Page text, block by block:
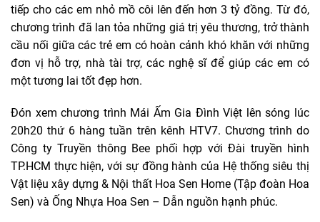
tiếp cho các em nhỏ mồ côi lên đến hơn 3 tỷ đồng. Từ đó,
chương trình đã lan tỏa những giá trị yêu thương, trở thành
cầu nối giữa các trẻ em có hoàn cảnh khó khăn với những
đơn vị hỗ trợ, nhà tài trợ, các nghệ sĩ để giúp các em có
một tương lai tốt đẹp hơn.
Đón xem chương trình Mái Ấm Gia Đình Việt lên sóng lúc
20h20 thứ 6 hàng tuần trên kênh HTV7. Chương trình do
Công ty Truyền thông Bee phối hợp với Đài truyền hình
TP.HCM thực hiện, với sự đồng hành của Hệ thống siêu thị
Vật liệu xây dựng & Nội thất Hoa Sen Home (Tập đoàn Hoa
Sen) và Ống Nhựa Hoa Sen – Dẫn nguồn hạnh phúc.